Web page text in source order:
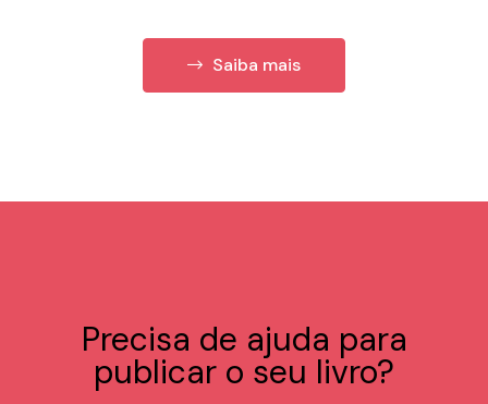
Saiba mais
Precisa de ajuda para
publicar o seu livro?